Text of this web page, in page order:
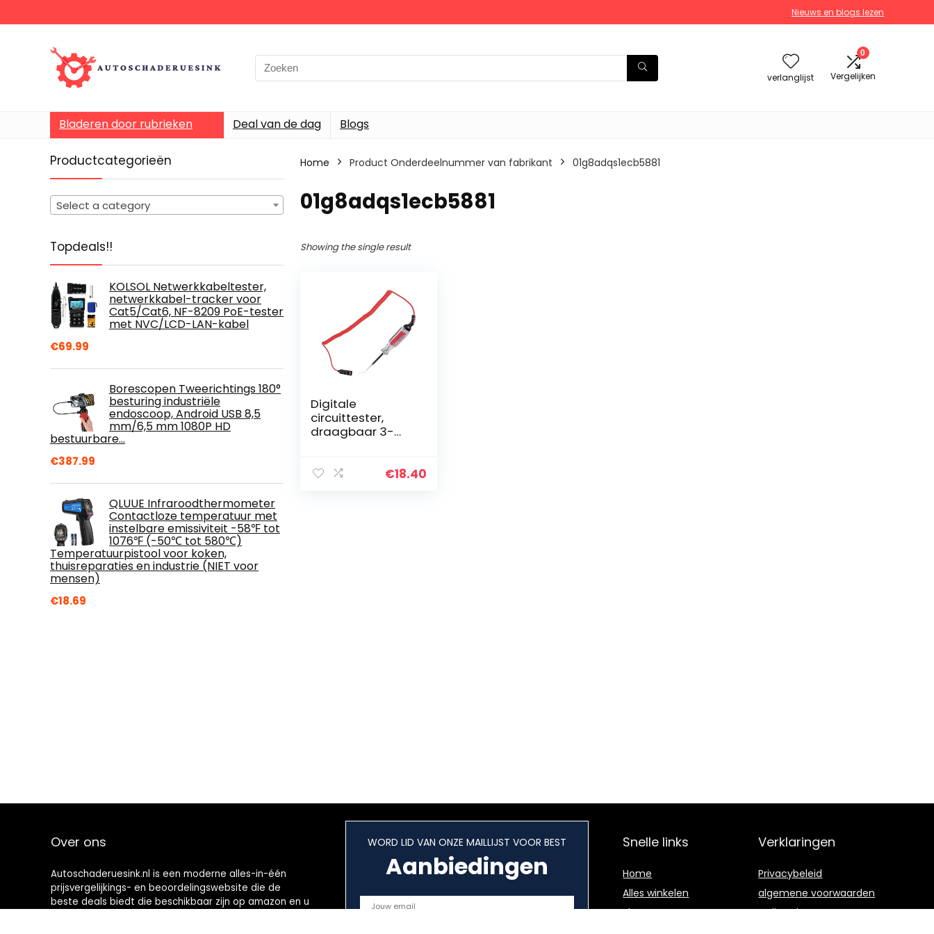
Nieuws en blogs lezen
verlanglijst
0
Vergelijken
Bladeren door rubrieken Deal van de dag Blogs
Productcategorieën
Select a category
Topdeals!!
KOLSOL Netwerkkabeltester,
netwerkkabel-tracker voor
Cat5/Cat6, NF-8209 PoE-tester
met NVC/LCD-LAN-kabel
€69.99
Borescopen Tweerichtings 180°
besturing industriële
endoscoop, Android USB 8,5
mm/6,5 mm 1080P HD
bestuurbare…
€387.99
QLUUE Infraroodthermometer
Contactloze temperatuur met
instelbare emissiviteit -58℉ tot
1076℉ (-50℃ tot 580℃)
Temperatuurpistool voor koken,
thuisreparaties en industrie (NIET voor
mensen)
€18.69
Home Product Onderdeelnummer van fabrikant ‎01g8adqs1ecb5881
‎01g8adqs1ecb5881
Showing the single result
Digitale
circuittester,
draagbaar 3-
ester, voor 3-€18.40
Over ons
Autoschaderuesink.nl is een moderne alles-in-één
prijsvergelijkings- en beoordelingswebsite die de
beste deals biedt die beschikbaar zijn op amazon en u
WORD LID VAN ONZE MAILLIJST VOOR BEST
Aanbiedingen
Snelle links
Home
Alles winkelen
Blogs
Verklaringen
Privacybeleid
algemene voorwaarden
Gelieerde